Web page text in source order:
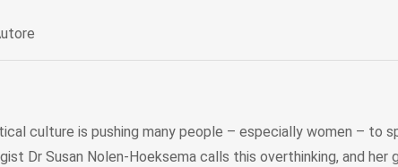
culture is pushing many people – especially women – to
Dr Susan Nolen-Hoeksema calls this overthinking, and her